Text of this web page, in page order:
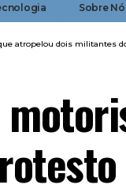
Sobre
atropelou dois militantes